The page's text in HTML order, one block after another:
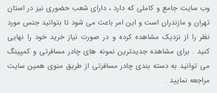
وب سایت جامع و کاملی که دارد ، دارای شعب حضوری نیز در استان
تهران و مازندران است و این امر باعث می شود تا بتوانید جنس مورد
نظر را از نزدیک مشاهده کرده و در صورت نیاز خرید خود را نهایی
کنید . برای مشاهده جدیدترین نمونه های چادر مسافرتی و کمپینگ
می توانید به دسته بندی چادر مسافرتی از طریق منوی همین سایت
مراجعه نمایید .